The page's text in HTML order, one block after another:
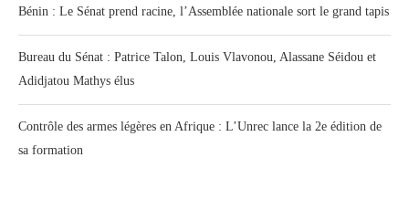
Bénin : Le Sénat prend racine, l’Assemblée nationale sort le grand tapis
Bureau du Sénat : Patrice Talon, Louis Vlavonou, Alassane Séidou et
Adidjatou Mathys élus
Contrôle des armes légères en Afrique : L’Unrec lance la 2e édition de
sa formation